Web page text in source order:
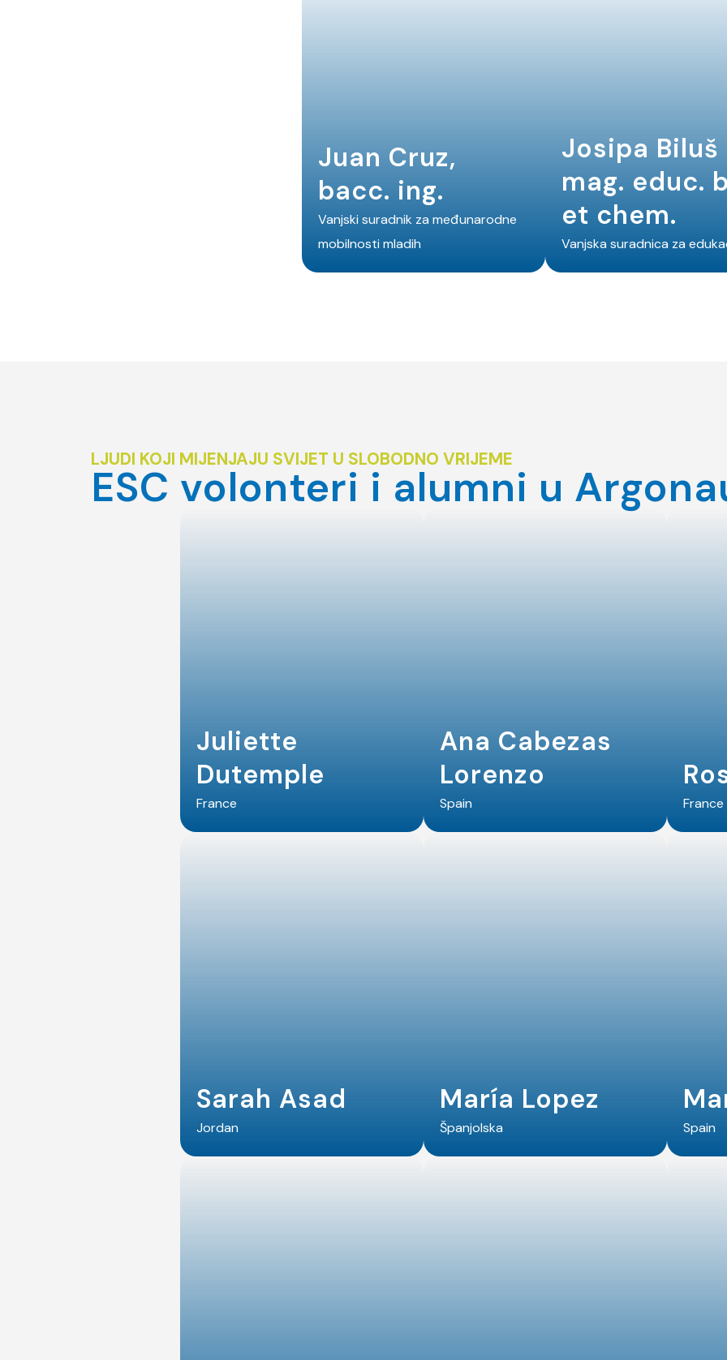
Juan Cruz,
bacc. ing.
Vanjski suradnik za međunarodne
mobilnosti mladih
Josipa Biluš
mag. educ.
et chem.
Vanjska suradnica za
LJUDI KOJI MIJENJAJU SVIJET U SLOBODNO VRIJEME
ESC volonteri i alumni u
Juliette
Dutemple
France
Ana Cabezas
Lorenzo
Spain France
Sarah Asad
Jordan
María Lopez
Španjolska Spain